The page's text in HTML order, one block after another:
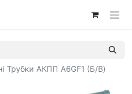
Трубки АКПП A6GF1 (Б/В)